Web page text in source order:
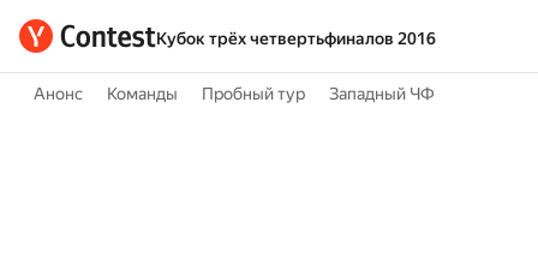
Кубок трёх четвертьфиналов 2016
Анонс Команды Пробный тур Западный ЧФ